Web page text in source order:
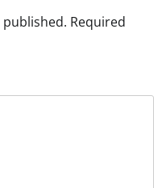
Required